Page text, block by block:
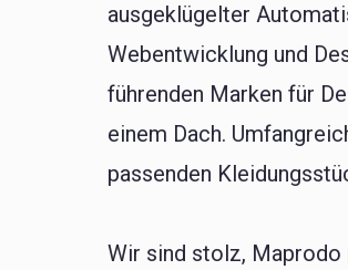
ausgeklügelter
Webentwicklung und
führenden Marken für
einem Dach.
passenden
Wir sind stolz, Maprodo